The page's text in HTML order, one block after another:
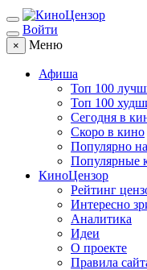
Войти
× Меню
Афиша
Топ 100
Топ 100
Сегодня в
Скоро в кино
Популярно
Популярные
КиноЦензор
Рейтинг
Интересно
Аналитика
Идеи
О проекте
Правила